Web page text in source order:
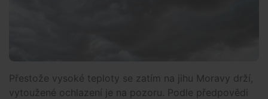
Přestože vysoké teploty se zatím na jihu Moravy drží,
vytoužené ochlazení je na pozoru. Podle předpovědi